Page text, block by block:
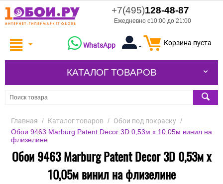
+7(495)128-48-87
Ежедневно с10:00 до 21:00
Корзина пуста
WhatsApp
КАТАЛОГ ТОВАРОВ
Главная / Каталог товаров / Обои под покраску /
Обои 9463 Marburg Patent Decor 3D 0,53м x 10,05м винил на
флизелине
Обои 9463 Marburg Patent Decor 3D 0,53м x
10,05м винил на флизелине